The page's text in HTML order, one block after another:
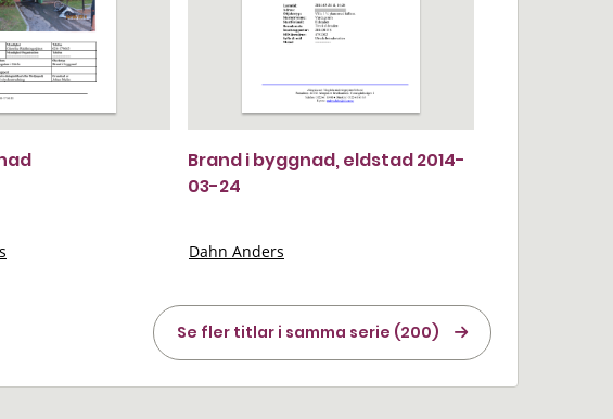
Brand i byggnad, eldstad 2014-
03-24
Dahn Anders
Se fler titlar i samma serie (200)